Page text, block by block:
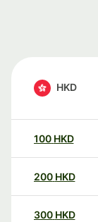
HKD
100 HKD
200 HKD
300 HKD